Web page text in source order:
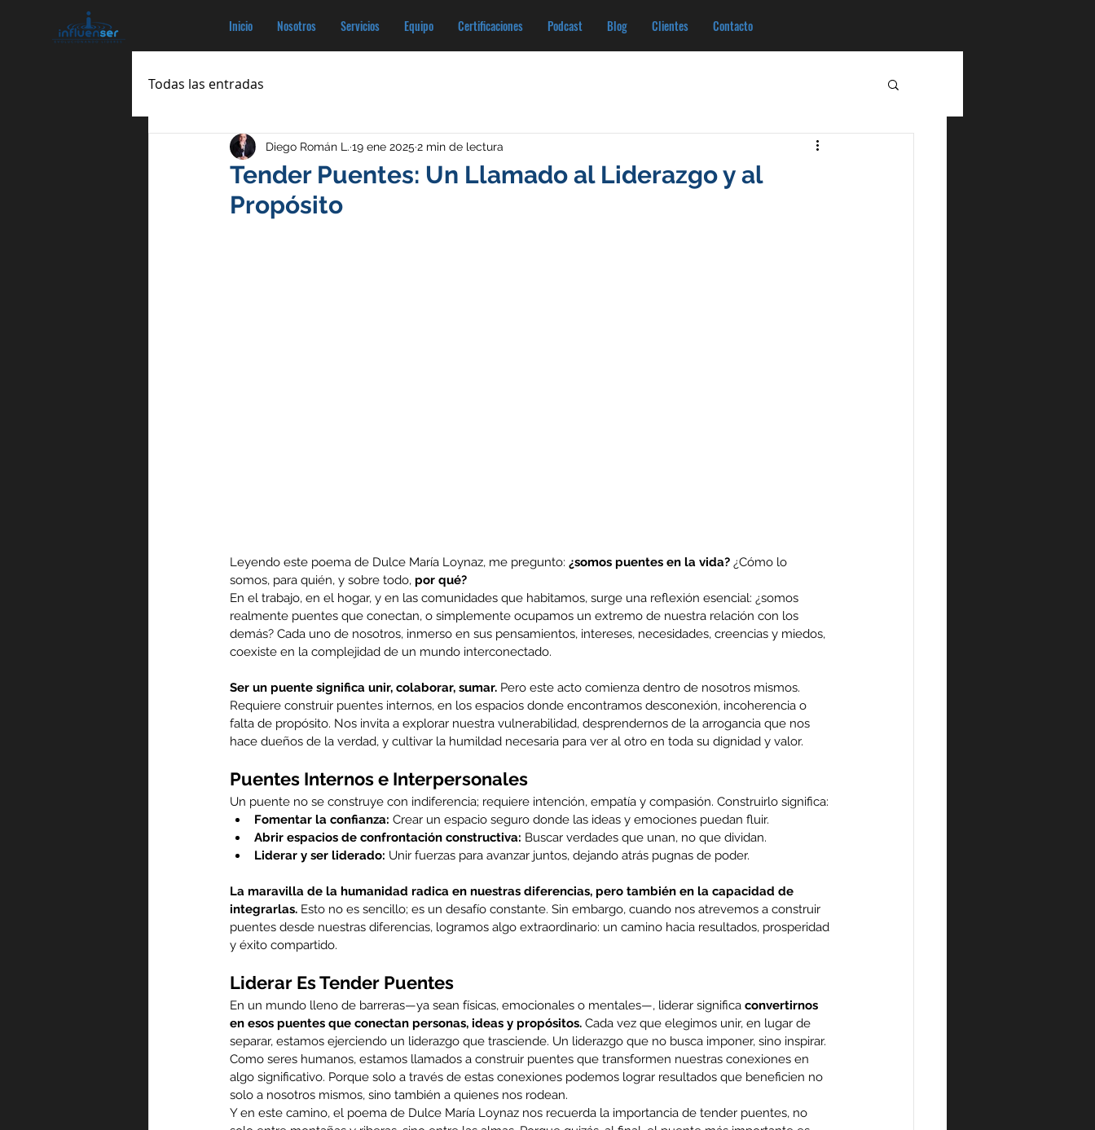
Inicio Nosotros Servicios Equipo Certificaciones Podcast Blog Clientes Contacto
Todas las entradas
Tender Puentes: Un Llamado al Liderazgo y al
Propósito
Diego Román L. 19 ene 2025 2 min de lectura
Leyendo este poema de Dulce María Loynaz, me pregunto: ¿somos puentes en la vida? ¿Cómo lo
somos, para quién, y sobre todo, por qué?
En el trabajo, en el hogar, y en las comunidades que habitamos, surge una reflexión esencial: ¿somos
realmente puentes que conectan, o simplemente ocupamos un extremo de nuestra relación con los
demás? Cada uno de nosotros, inmerso en sus pensamientos, intereses, necesidades, creencias y miedos,
coexiste en la complejidad de un mundo interconectado.
Ser un puente significa unir, colaborar, sumar. Pero este acto comienza dentro de nosotros mismos.
Requiere construir puentes internos, en los espacios donde encontramos desconexión, incoherencia o
falta de propósito. Nos invita a explorar nuestra vulnerabilidad, desprendernos de la arrogancia que nos
hace dueños de la verdad, y cultivar la humildad necesaria para ver al otro en toda su dignidad y valor.
Puentes Internos e Interpersonales
Un puente no se construye con indiferencia; requiere intención, empatía y compasión. Construirlo significa:
Fomentar la confianza: Crear un espacio seguro donde las ideas y emociones puedan fluir.
Abrir espacios de confrontación constructiva: Buscar verdades que unan, no que dividan.
Liderar y ser liderado: Unir fuerzas para avanzar juntos, dejando atrás pugnas de poder.
La maravilla de la humanidad radica en nuestras diferencias, pero también en la capacidad de
integrarlas. Esto no es sencillo; es un desafío constante. Sin embargo, cuando nos atrevemos a construir
puentes desde nuestras diferencias, logramos algo extraordinario: un camino hacia resultados, prosperidad
y éxito compartido.
Liderar Es Tender Puentes
En un mundo lleno de barreras—ya sean físicas, emocionales o mentales—, liderar significa convertirnos
en esos puentes que conectan personas, ideas y propósitos. Cada vez que elegimos unir, en lugar de
separar, estamos ejerciendo un liderazgo que trasciende. Un liderazgo que no busca imponer, sino inspirar.
Como seres humanos, estamos llamados a construir puentes que transformen nuestras conexiones en
algo significativo. Porque solo a través de estas conexiones podemos lograr resultados que beneficien no
solo a nosotros mismos, sino también a quienes nos rodean.
Y en este camino, el poema de Dulce María Loynaz nos recuerda la importancia de tender puentes, no